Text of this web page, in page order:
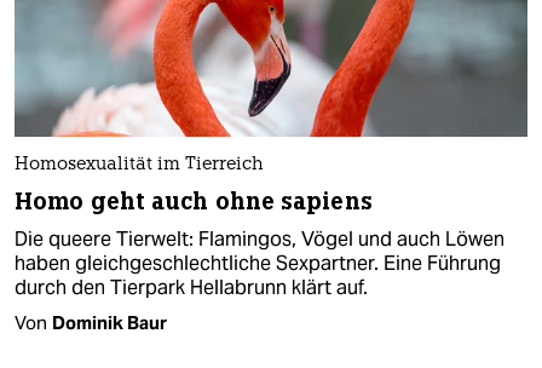
Homosexualität im Tierreich
Homo geht auch ohne sapiens
Die queere Tierwelt: Flamingos, Vögel und auch Löwen
haben gleichgeschlechtliche Sexpartner. Eine Führung
durch den Tierpark Hellabrunn klärt auf.
Von Dominik Baur